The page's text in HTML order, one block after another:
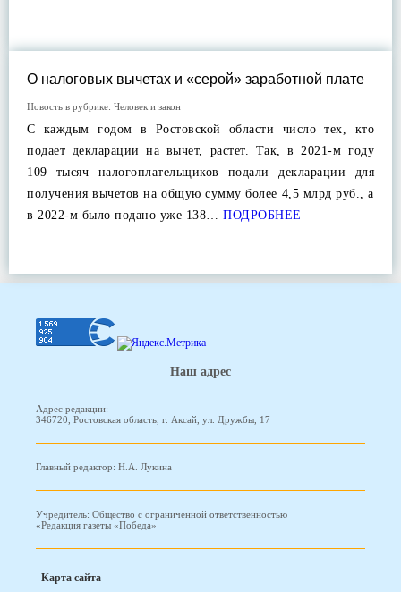
О налоговых вычетах и «серой» заработной плате
Новость в рубрике: Человек и закон
С каждым годом в Ростовской области число тех, кто
подает декларации на вычет, растет. Так, в 2021-м году
109 тысяч налогоплательщиков подали декларации для
получения вычетов на общую сумму более 4,5 млрд руб., а
в 2022-м было подано уже 138… ПОДРОБНЕЕ
Наш адрес
Адрес редакции:
346720, Ростовская область, г. Аксай, ул. Дружбы, 17
Главный редактор: Н.А. Лукина
Учредитель: Общество с ограниченной ответственностью
«Редакция газеты «Победа»
Карта сайта